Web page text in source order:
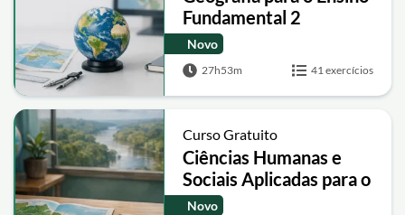
Fundamental 2
Novo
27h53m 41 exercícios
Curso Gratuito
Ciências Humanas e
Sociais Aplicadas para o
EJA
Novo